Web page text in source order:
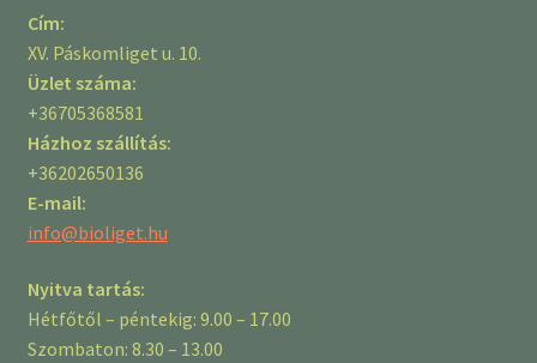
Cím:
XV. Páskomliget u. 10.
Üzlet száma:
+36705368581
Házhoz szállítás:
+36202650136
E-mail:
info@bioliget.hu
Nyitva tartás:
Hétfőtől – péntekig: 9.00 – 17.00
Szombaton: 8.30 – 13.00